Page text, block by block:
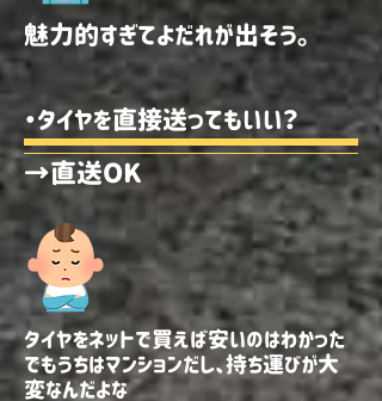
魅力的すぎてよだれが出そう。
・タイヤを直接送ってもいい？
→直送OK
タイヤをネットで買えば安いのはわかった
でもうちはマンションだし、持ち運びが大
変なんだよな